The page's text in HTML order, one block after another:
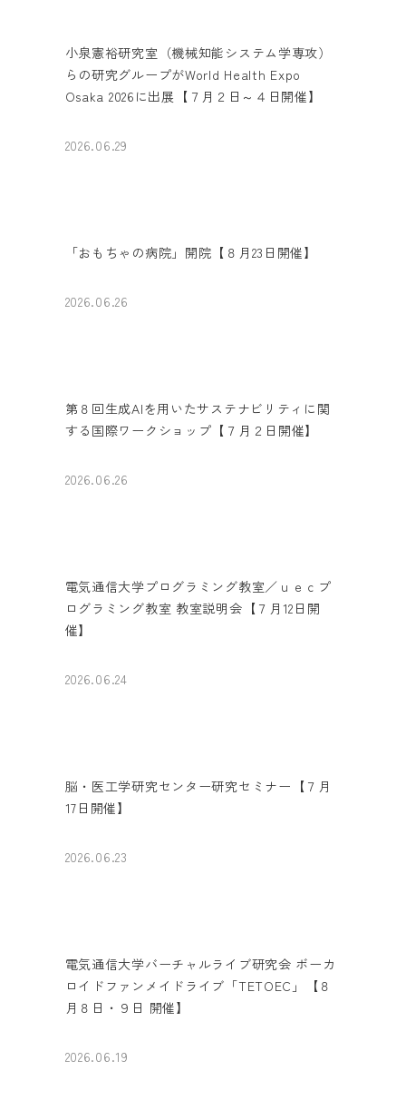
小泉憲裕研究室（機械知能システム学専攻）
らの研究グループがWorld Health Expo
Osaka 2026に出展【７月２日～４日開催】
2026.06.29
「おもちゃの病院」開院【８月23日開催】
2026.06.26
第８回生成AIを用いたサステナビリティに関
する国際ワークショップ【７月２日開催】
2026.06.26
電気通信大学プログラミング教室／ｕｅｃプ
ログラミング教室 教室説明会【７月12日開
催】
2026.06.24
脳・医工学研究センター研究セミナー【７月
17日開催】
2026.06.23
電気通信大学バーチャルライブ研究会 ボーカ
ロイドファンメイドライブ「TETOEC」【８
月８日・９日 開催】
2026.06.19